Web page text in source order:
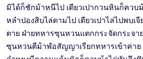
มิได้ก็ชักม้าหนีไป เตียวเปากวนหินก็ควบ
หลำปองสิบไล่ตามไป เตียวเปาไล่ไปพบเจี
ตาย ฝ่ายทหารซุนหวนแตกกระจัดกระจา
ซุนหวนตีม้าฬ่อสัญญาเรียกทหารเข้าค่าย